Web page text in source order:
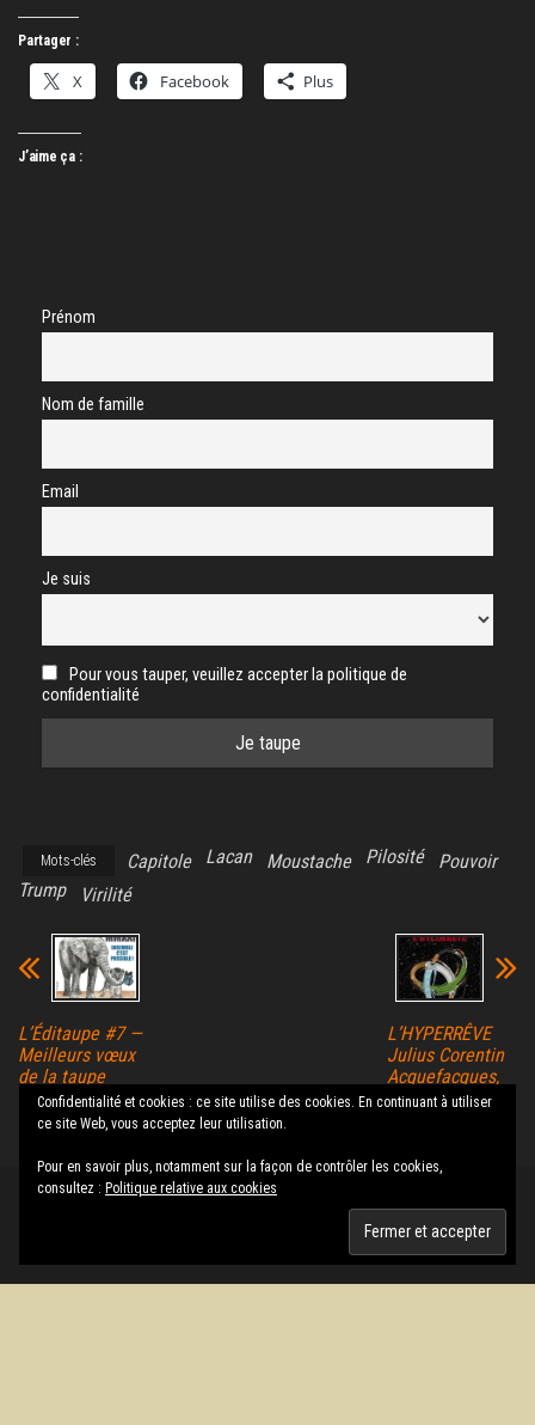
Partager :
X Facebook Plus
J’aime ça :
Prénom
Nom de famille
Email
Je suis
Pour vous tauper, veuillez accepter la politique de
confidentialité
Mots-clés Capitole Lacan Moustache Pilosité
Pouvoir
Trump
Virilité
L’Éditaupe #7 —
Meilleurs vœux
de la taupe
L’HYPERRÊVE
Julius Corentin
Acquefacques,
prisonnier des
Thème :Envo Magazine
Confidentialité et cookies : ce site utilise des cookies. En continuant à utiliser
ce site Web, vous acceptez leur utilisation.
Pour en savoir plus, notamment sur la façon de contrôler les cookies,
consultez : Politique relative aux cookies